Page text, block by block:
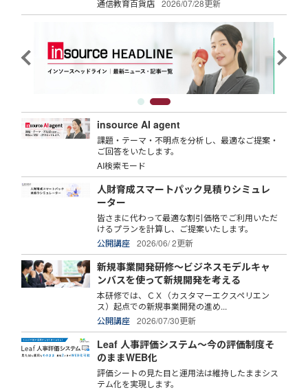
通信教育百貨店
2026/07/28更新
insource AI agent
課題・テーマ・不明点を分析し、最適なご提案・
ご回答をいたします。
AI検索モード
人財育成スマートパック見積りシミュレ
ーター
皆さまに代わって最適な割引価格でご利用いただ
けるプランを計算し、ご提案いたします。
公開講座
2026/06/ 2更新
新規事業開発研修～ビジネスモデルキャ
ンバスを使って新規開発を考える
本研修では、ＣＸ（カスタマーエクスペリエン
ス）起点での新規事業開発の進め...
公開講座
2026/07/30更新
Leaf 人事評価システム～今の評価制度そ
のままWEB化
評価シートの見た目と運用法は維持したままシス
テム化を実現します。